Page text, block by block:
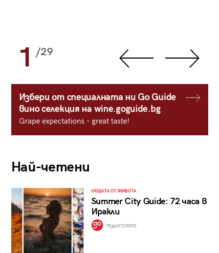
1 /29
Избери от специалната ни Go Guide
вино селекция на wine.goguide.bg
Grape expectations - great taste!
Най-четени
НЕЩАТА ОТ ЖИВОТА
Summer City Guide: 72 часа в
Иракли
РЕДАКТОРИТЕ